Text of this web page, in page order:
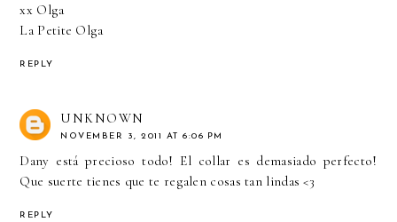
xx Olga
La Petite Olga
REPLY
UNKNOWN
NOVEMBER 3, 2011 AT 6:06 PM
Dany está precioso todo! El collar es demasiado perfecto!
Que suerte tienes que te regalen cosas tan lindas <3
REPLY